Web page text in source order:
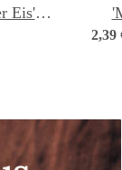
Eis'
Bio
2,39